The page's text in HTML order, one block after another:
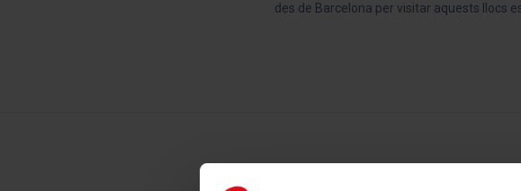
des de Barcelona per visitar aquests llocs